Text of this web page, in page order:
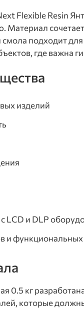
Flexible Resin
Материал
смола подходит
где важна
изделий
LCD и DLP
и функциональных
0.5 кг
которые